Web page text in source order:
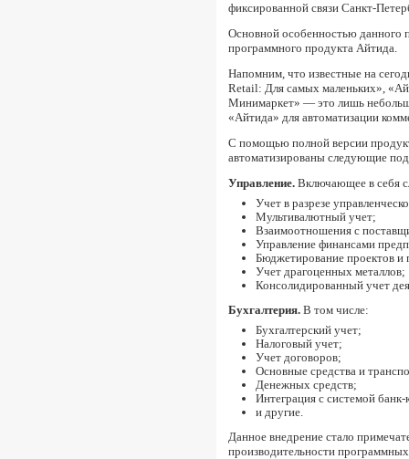
фиксированной связи Санкт-
Основной особенностью данного
программного продукта Айтида.
Напомним, что известные на
Retail: Для самых маленьких»,
Минимаркет» — это лишь
«Айтида» для автоматизации
С помощью полной версии
автоматизированы следующие
Управление. Включающее в себя
Учет в разрезе
Мультивалютный учет;
Взаимоотношения с
Управление финансами
Бюджетирование проектов и
Учет драгоценных металлов;
Консолидированный учет
Бухгалтерия. В том числе:
Бухгалтерский учет;
Налоговый учет;
Учет договоров;
Основные средства и
Денежных средств;
Интеграция с системой
и другие.
Данное внедрение стало
производительности